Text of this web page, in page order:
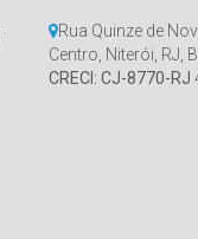
Rua Quinze de
Centro Niterói RJ
CRECI: CJ-8770-RJ